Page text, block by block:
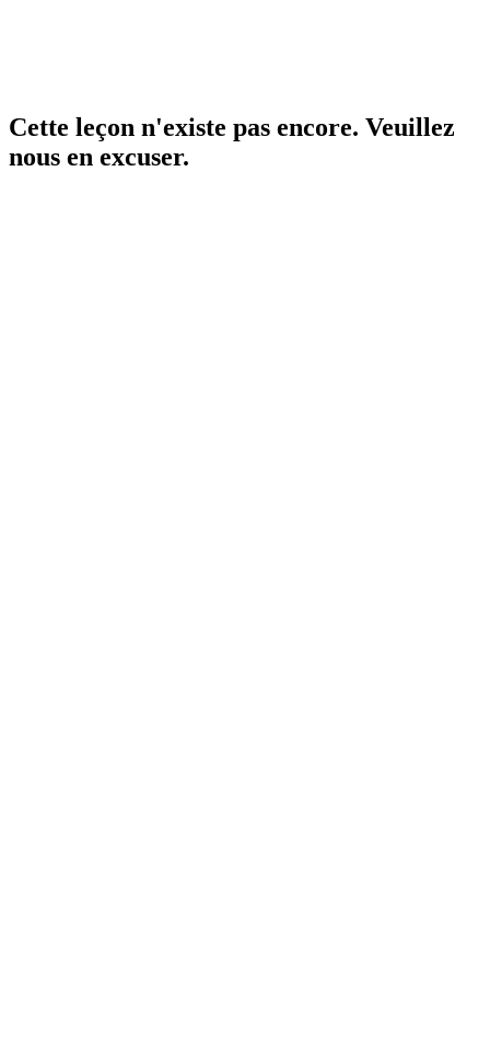
Cette leçon n'existe pas encore. Veuillez
nous en excuser.